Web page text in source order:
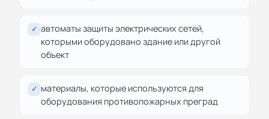
✓ автоматы защиты электрических сетей,
которыми оборудовано здание или другой
объект
✓ материалы, которые используются для
оборудования противопожарных преград